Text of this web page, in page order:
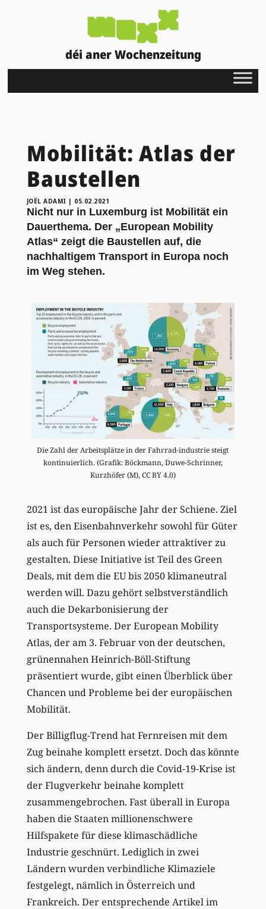
déi aner Wochenzeitung
Mobilität: Atlas der
Baustellen
JOËL ADAMI | 05.02.2021
Nicht nur in Luxemburg ist Mobilität ein
Dauerthema. Der „European Mobility
Atlas“ zeigt die Baustellen auf, die
nachhaltigem Transport in Europa noch
im Weg stehen.
Die Zahl der Arbeitsplätze in der Fahrrad-industrie steigt
kontinuierlich. (Grafik: Böckmann, Duwe-Schrinner,
Kurzhöfer (M), CC BY 4.0)
2021 ist das europäische Jahr der Schiene. Ziel
ist es, den Eisenbahnverkehr sowohl für Güter
als auch für Personen wieder attraktiver zu
gestalten. Diese Initiative ist Teil des Green
Deals, mit dem die EU bis 2050 klimaneutral
werden will. Dazu gehört selbstverständlich
auch die Dekarbonisierung der
Transportsysteme. Der European Mobility
Atlas, der am 3. Februar von der deutschen,
grünennahen Heinrich-Böll-Stiftung
präsentiert wurde, gibt einen Überblick über
Chancen und Probleme bei der europäischen
Mobilität.
Der Billigflug-Trend hat Fernreisen mit dem
Zug beinahe komplett ersetzt. Doch das könnte
sich ändern, denn durch die Covid-19-Krise ist
der Flugverkehr beinahe komplett
zusammengebrochen. Fast überall in Europa
haben die Staaten millionenschwere
Hilfspakete für diese klimaschädliche
Industrie geschnürt. Lediglich in zwei
Ländern wurden verbindliche Klimaziele
festgelegt, nämlich in Österreich und
Frankreich. Der entsprechende Artikel im